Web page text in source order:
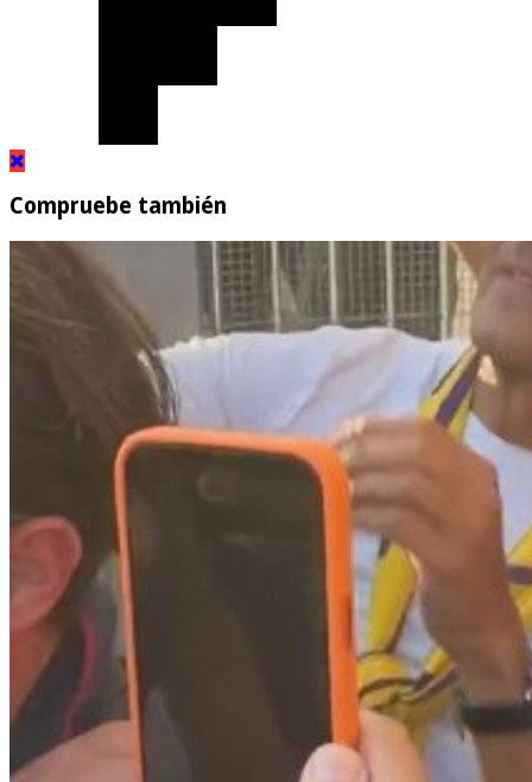
Compruebe también